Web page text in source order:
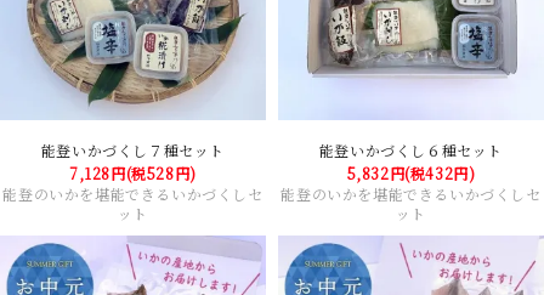
能登いかづくし７種セット
7,128円(税528円)
能登のいかを堪能できるいかづくしセ
ット
能登いかづくし６種セット
5,832円(税432円)
能登のいかを堪能できるいかづくしセ
ット